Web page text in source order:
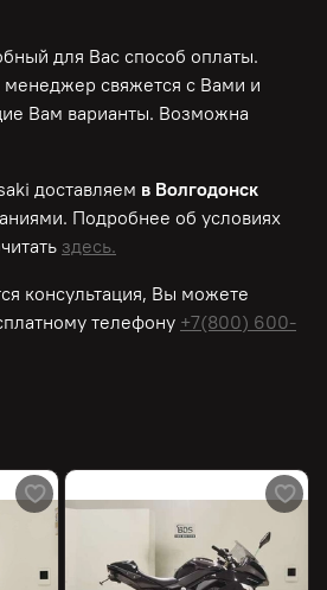
для Вас способ оплаты.
свяжется с Вами и
Вам варианты. Возможна
доставляем в Волгодонск
Подробнее об условиях
здесь.
консультация, Вы можете
телефону +7(800) 600-